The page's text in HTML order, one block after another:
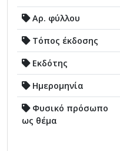
Αρ. φύλλου
Τόπος έκδοσης
Εκδότης
Ημερομηνία
Φυσικό πρόσωπο
ως θέμα